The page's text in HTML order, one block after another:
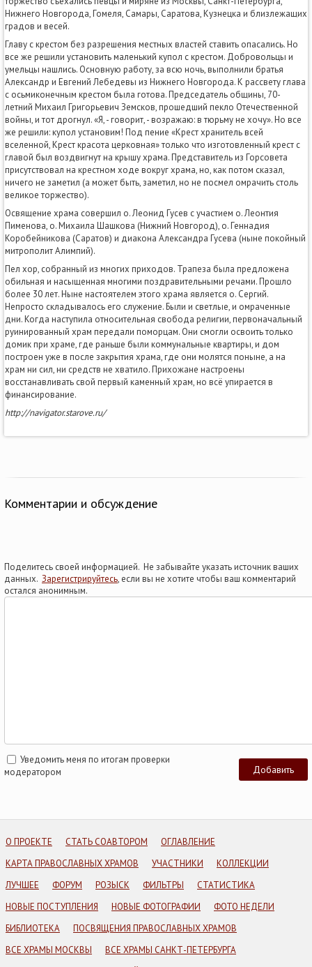
Нижнего Новгорода, Гомеля, Самары, Саратова, Кузнецка и близлежащих
градов и весей.
Главу с крестом без разрешения местных властей ставить опасались. Но
все же решили установить маленький купол с крестом. Добровольцы и
умельцы нашлись. Основную работу, за всю ночь, выполнили братья
Александр и Евгений Лебедевы из Нижнего Новгорода. К рассвету глава
с осьмиконечным крестом была готова. Председатель общины, 70-
летний Михаил Григорьевич Земсков, прошедший пекло Отечественной
войны, и тот дрогнул. «Я, - говорит, - возражаю: в тюрьму не хочу». Но все
же решили: купол установим! Под пение «Крест хранитель всей
вселенной, Крест красота церковная» только что изготовленный крест с
главой был воздвигнут на крышу храма. Представитель из Горсовета
присутствовал на крестном ходе вокруг храма, но, как потом сказал,
ничего не заметил (а может быть, заметил, но не посмел омрачить столь
великое торжество).
Освящение храма совершил о. Леонид Гусев с участием о. Леонтия
Пименова, о. Михаила Шашкова (Нижний Новгород), о. Геннадия
Коробейникова (Саратов) и диакона Александра Гусева (ныне покойный
митрополит Алимпий).
Пел хор, собранный из многих приходов. Трапеза была предложена
обильная и насыщенная многими поздравительными речами. Прошло
более 30 лет. Ныне настоятелем этого храма является о. Сергий.
Непросто складывалось его служение. Были и светлые, и омраченные
дни. Когда наступила относительная свобода религии, первоначальный
руинированный храм передали поморцам. Они смогли освоить только
домик при храме, где раньше были коммунальные квартиры, и дом
построен уже в после закрытия храма, где они молятся поныне, а на
храм ни сил, ни средств не хватило. Прихожане настроены
восстанавливать свой первый каменный храм, но всё упирается в
финансирование.
http://navigator.starove.ru/
Комментарии и обсуждение
Поделитесь своей информацией. Не забывайте указать источник ваших
данных. Зарегистрируйтесь, если вы не хотите чтобы ваш комментарий
остался анонимным.
Уведомить меня по итогам проверки
модератором
О ПРОЕКТЕ СТАТЬ СОАВТОРОМ
ОГЛАВЛЕНИЕ
КАРТА ПРАВОСЛАВНЫХ ХРАМОВ
УЧАСТНИКИ
КОЛЛЕКЦИИ
ЛУЧШЕЕ
ФОРУМ РОЗЫСК ФИЛЬТРЫ
СТАТИСТИКА
НОВЫЕ ПОСТУПЛЕНИЯ
НОВЫЕ ФОТОГРАФИИ
ФОТО НЕДЕЛИ
БИБЛИОТЕКА
ПОСВЯЩЕНИЯ ПРАВОСЛАВНЫХ ХРАМОВ
ВСЕ ХРАМЫ МОСКВЫ
ВСЕ ХРАМЫ САНКТ-ПЕТЕРБУРГА